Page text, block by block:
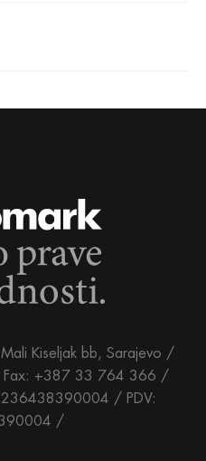
Kiseljak bb, Sarajevo /
+387 33 764 366 /
/ PDV:
/